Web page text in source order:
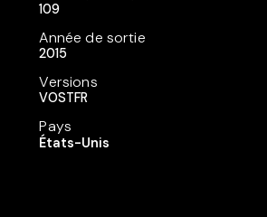
109
Année de sortie
2015
Versions
VOSTFR
Pays
États-Unis